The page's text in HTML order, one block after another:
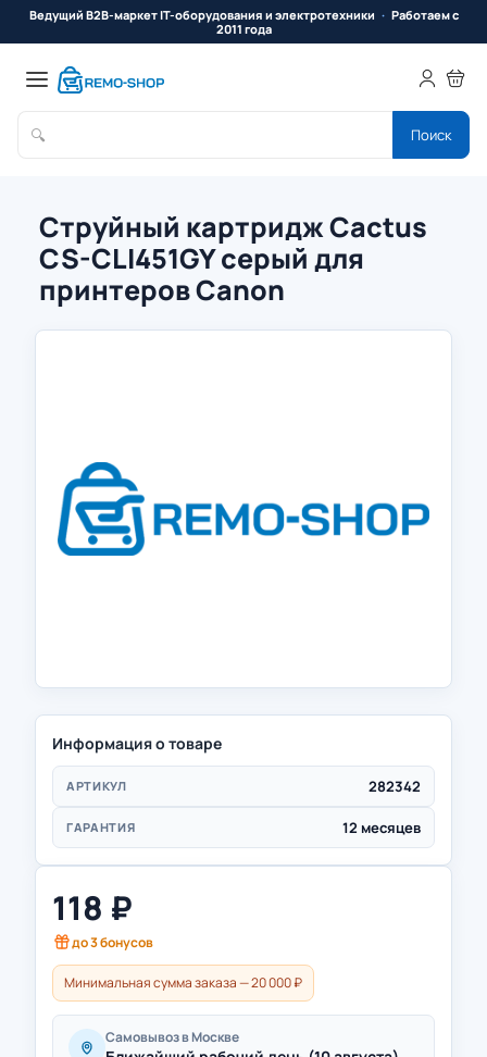
Ведущий B2B-маркет IT-оборудования и электротехники
Работаем с
2011 года
🔍 Поиск
Струйный картридж Cactus
CS-CLI451GY серый для
принтеров Canon
Информация о товаре
АРТИКУЛ 282342
ГАРАНТИЯ 12 месяцев
118 ₽
до3бонусов
Минимальная сумма заказа — 20 000 ₽
Самовывоз в Москве